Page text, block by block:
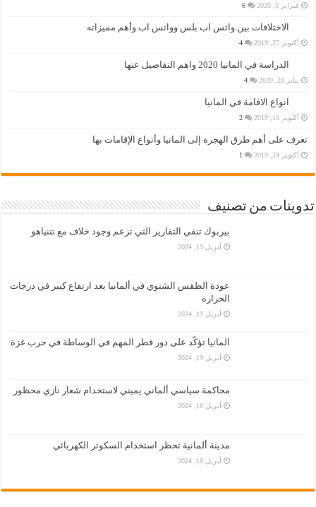
فبراير 5, 2020 6
الاختلافات بين واتس اب بلس وواتس اب وأهم مميزاته
أكتوبر 27, 2019 4
الدراسة في المانيا 2020 واهم التفاصيل عنها
يناير 28, 2020 4
انواع الاقامة في المانيا
أكتوبر 10, 2019 2
تعرف على أهم طرق الهجرة إلى المانيا وأنواع الإقامات بها
أكتوبر 24, 2019 1
تدوينات من تصنيف
بيربوك تنفي التقارير التي تزعم وجود خلاف مع نتنياهو
أبريل 19, 2024
عودة الطقس الشتوي في ألمانيا بعد ارتفاع كبير في درجات
الحرارة
أبريل 19, 2024
المانيا تؤكّد على دور قطر المهم في الوساطة في حرب غزة
أبريل 19, 2024
محاكمة سياسي ألماني يميني لاستخدام شعار نازي محظور
أبريل 18, 2024
مدينة ألمانية تحظر استخدام السكوتر الكهربائي
أبريل 18, 2024